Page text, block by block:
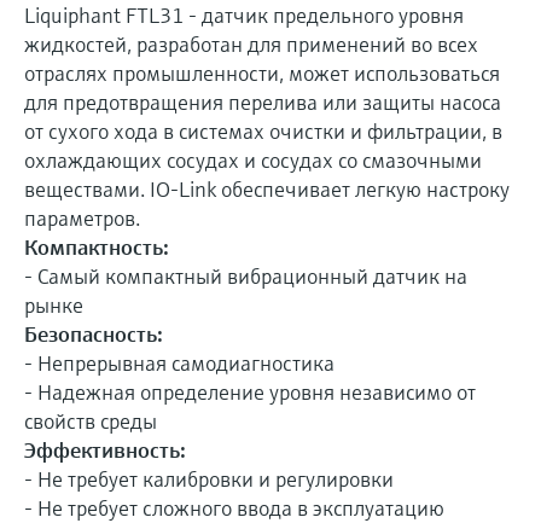
Liquiphant FTL31 - датчик предельного уровня
жидкостей, разработан для применений во всех
отраслях промышленности, может использоваться
для предотвращения перелива или защиты насоса
от сухого хода в системах очистки и фильтрации, в
охлаждающих сосудах и сосудах со смазочными
веществами. IO-Link обеспечивает легкую настроку
параметров.
Компактность:
- Самый компактный вибрационный датчик на
рынке
Безопасность:
- Непрерывная самодиагностика
- Надежная определение уровня независимо от
свойств среды
Эффективность:
- Не требует калибровки и регулировки
- Не требует сложного ввода в эксплуатацию